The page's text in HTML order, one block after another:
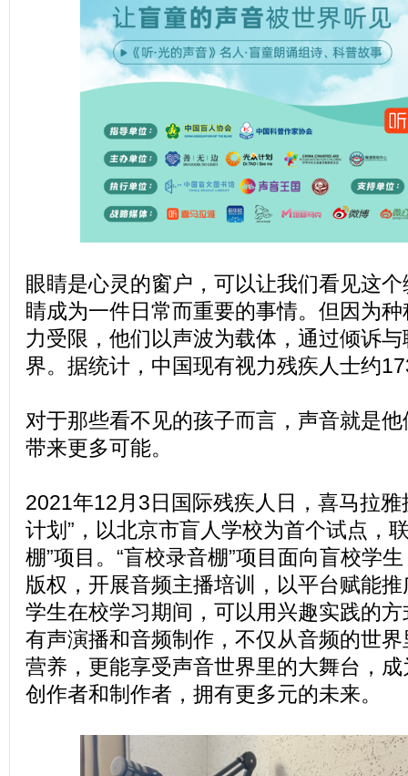
眼睛是心灵的窗户，可以让我们看见这
睛成为一件日常而重要的事情。但因为
力受限，他们以声波为载体，通过倾诉
界。据统计，中国现有视力残疾人士约
对于那些看不见的孩子而言，声音就是
带来更多可能。
2021年12月3日国际残疾人日，喜马拉雅
计划”，以北京市盲人学校为首个试点，
棚”项目。“盲校录音棚”项目面向盲校学
版权，开展音频主播培训，以平台赋能
学生在校学习期间，可以用兴趣实践的
有声演播和音频制作，不仅从音频的世
营养，更能享受声音世界里的大舞台，
创作者和制作者，拥有更多元的未来。